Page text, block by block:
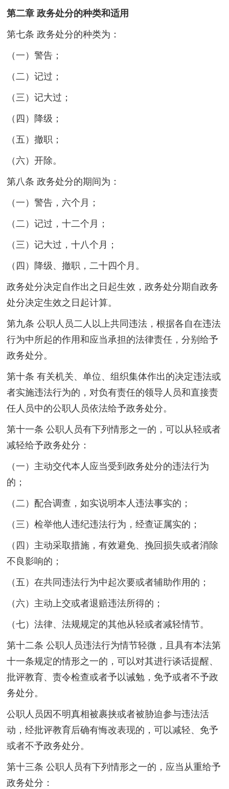
第二章 政务处分的种类和适用
第七条 政务处分的种类为：
（一）警告；
（二）记过；
（三）记大过；
（四）降级；
（五）撤职；
（六）开除。
第八条 政务处分的期间为：
（一）警告，六个月；
（二）记过，十二个月；
（三）记大过，十八个月；
（四）降级、撤职，二十四个月。
政务处分决定自作出之日起生效，政务处分期自政务
处分决定生效之日起计算。
第九条 公职人员二人以上共同违法，根据各自在违法
行为中所起的作用和应当承担的法律责任，分别给予
政务处分。
第十条 有关机关、单位、组织集体作出的决定违法或
者实施违法行为的，对负有责任的领导人员和直接责
任人员中的公职人员依法给予政务处分。
第十一条 公职人员有下列情形之一的，可以从轻或者
减轻给予政务处分：
（一）主动交代本人应当受到政务处分的违法行为
的；
（二）配合调查，如实说明本人违法事实的；
（三）检举他人违纪违法行为，经查证属实的；
（四）主动采取措施，有效避免、挽回损失或者消除
不良影响的；
（五）在共同违法行为中起次要或者辅助作用的；
（六）主动上交或者退赔违法所得的；
（七）法律、法规规定的其他从轻或者减轻情节。
第十二条 公职人员违法行为情节轻微，且具有本法第
十一条规定的情形之一的，可以对其进行谈话提醒、
批评教育、责令检查或者予以诫勉，免予或者不予政
务处分。
公职人员因不明真相被裹挟或者被胁迫参与违法活
动，经批评教育后确有悔改表现的，可以减轻、免予
或者不予政务处分。
第十三条 公职人员有下列情形之一的，应当从重给予
政务处分：